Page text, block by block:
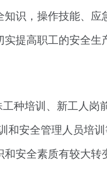
知识，操作技能、应
实提高职工的安全生
种培训、新工人岗
和安全管理人员培
安全素质有较大转